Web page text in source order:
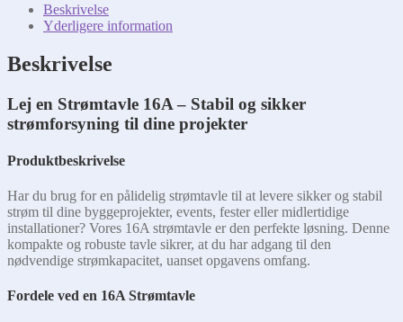
Beskrivelse
Yderligere information
Beskrivelse
Lej en Strømtavle 16A – Stabil og sikker
strømforsyning til dine projekter
Produktbeskrivelse
Har du brug for en pålidelig strømtavle til at levere sikker og stabil
strøm til dine byggeprojekter, events, fester eller midlertidige
installationer? Vores 16A strømtavle er den perfekte løsning. Denne
kompakte og robuste tavle sikrer, at du har adgang til den
nødvendige strømkapacitet, uanset opgavens omfang.
Fordele ved en 16A Strømtavle